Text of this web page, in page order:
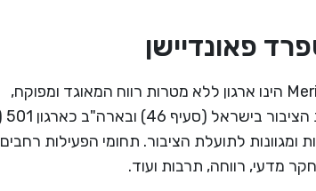
פאונדיישן
Merit Spread Foundation הינו ארגון ללא מטרות רווח המאוגד ומפוקח,
ומגוונות לתועלת הציבור. תחומי הפעילות רחבים
מדעי, רווחה, תרבות ועוד.